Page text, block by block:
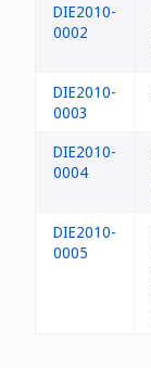
DIE2010-
0002
DIE2010-
0003
DIE2010-
0004
DIE2010-
0005